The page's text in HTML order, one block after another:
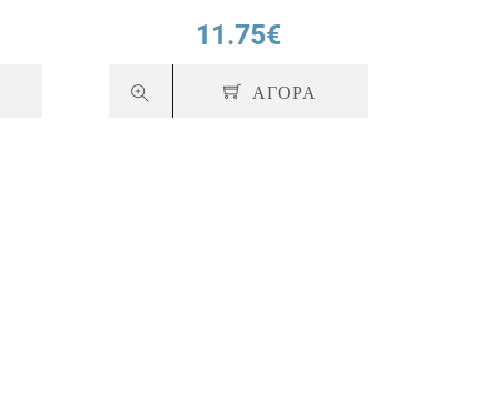
11.75€
ΑΓΟΡΑ